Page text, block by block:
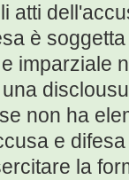
atti
è
imparziale
non ha
e
la